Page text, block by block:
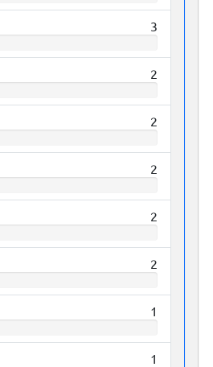
3
2
2
2
2
2
1
1